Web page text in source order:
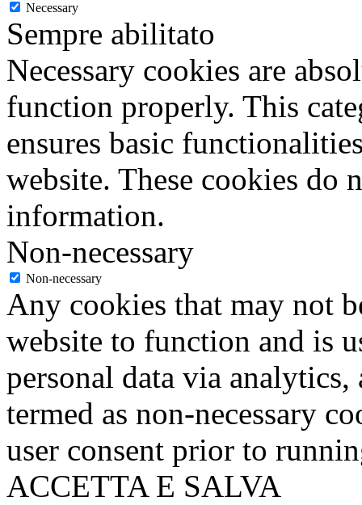
Necessary
Sempre abilitato
Necessary cookies are
function properly. This
ensures basic
website. These cookies do
information.
Non-necessary
Non-necessary
Any cookies that may not
website to function and is
personal data via analytics,
termed as non-necessary
user consent prior to
ACCETTA E SALVA